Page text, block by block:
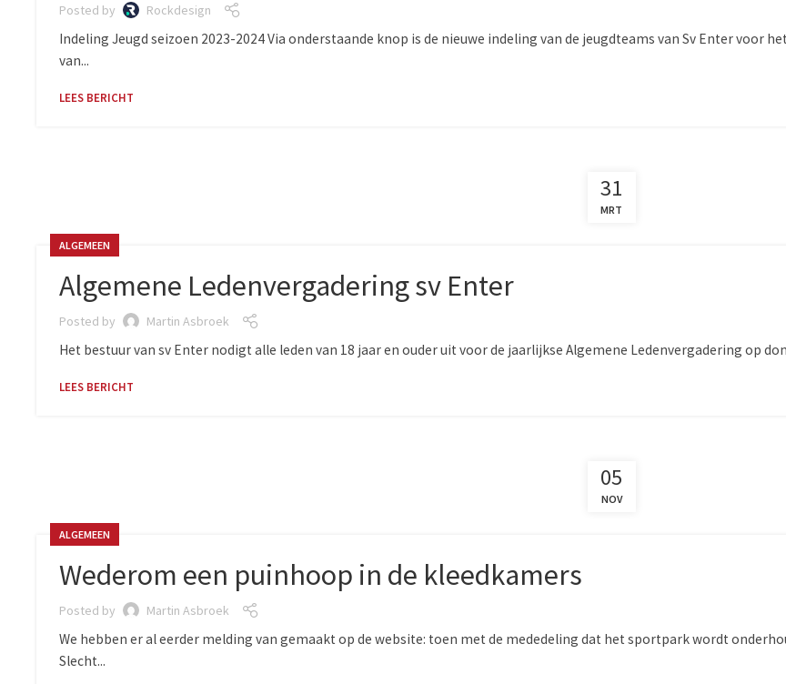
Posted by Rockdesign
Indeling Jeugd seizoen 2023-2024 Via onderstaande knop is de nieuwe indeling van de jeugdteams van Sv Enter voor
van...
LEES BERICHT
31
MRT
ALGEMEEN
Algemene Ledenvergadering sv Enter
Posted by Martin Asbroek
Het bestuur van sv Enter nodigt alle leden van 18 jaar en ouder uit voor de jaarlijkse Algemene Ledenvergadering op
LEES BERICHT
05
NOV
ALGEMEEN
Wederom een puinhoop in de kleedkamers
Posted by Martin Asbroek
We hebben er al eerder melding van gemaakt op de website: toen met de mededeling dat het sportpark wordt
Slecht...